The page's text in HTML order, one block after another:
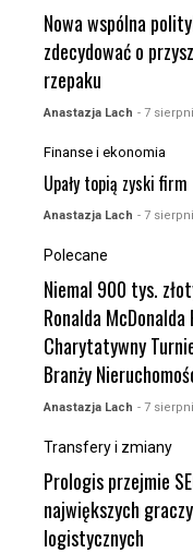
Nowa wspólna
zdecydować o
rzepaku
Anastazja Lach - 7
Finanse i ekonomia
Upały topią zyski firm
Anastazja Lach - 7
Polecane
Niemal 900 tys.
Ronalda
Charytatywny
Branży
Anastazja Lach - 7
Transfery i zmiany
Prologis przejmie
największych
logistycznych